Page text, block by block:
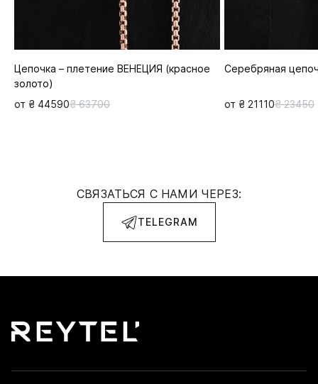
Цепочка – плетение ВЕНЕЦИЯ (красное
золото)
от ₴ 44590₴ 63700
Серебряная
от ₴ 21110₴ 23450
СВЯЗАТЬСЯ С НАМИ ЧЕРЕЗ:
TELEGRAM